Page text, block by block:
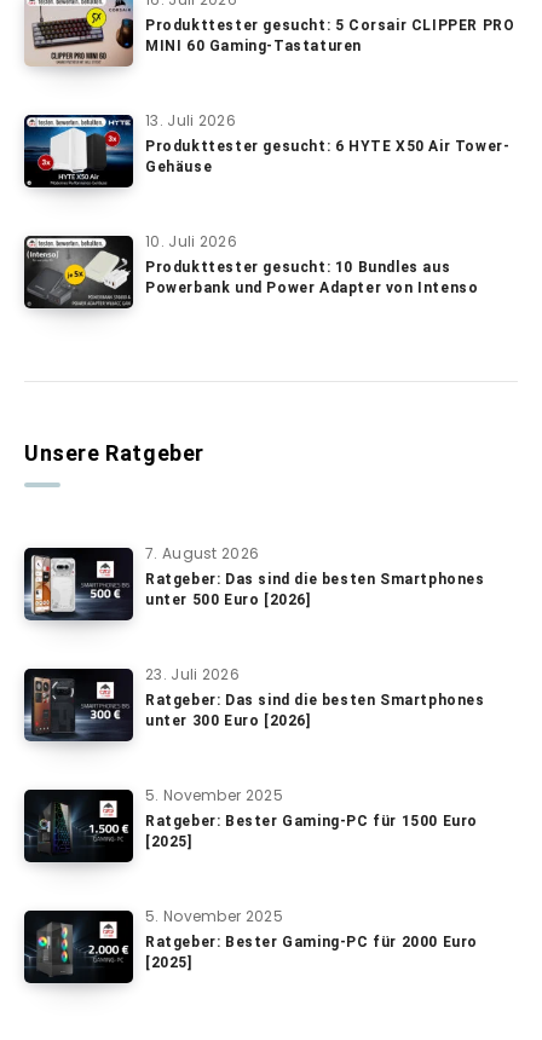
Produkttester gesucht: 5 Corsair CLIPPER PRO
MINI 60 Gaming-Tastaturen
13. Juli 2026
Produkttester gesucht: 6 HYTE X50 Air Tower-
Gehäuse
10. Juli 2026
Produkttester gesucht: 10 Bundles aus
Powerbank und Power Adapter von Intenso
Unsere Ratgeber
7. August 2026
Ratgeber: Das sind die besten Smartphones
unter 500 Euro [2026]
23. Juli 2026
Ratgeber: Das sind die besten Smartphones
unter 300 Euro [2026]
5. November 2025
Ratgeber: Bester Gaming-PC für 1500 Euro
[2025]
5. November 2025
Ratgeber: Bester Gaming-PC für 2000 Euro
[2025]